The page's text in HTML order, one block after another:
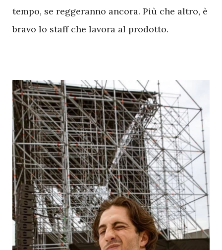
tempo, se reggeranno ancora. Più che altro, è
bravo lo staff che lavora al prodotto.